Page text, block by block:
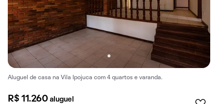
Aluguel de casa na Vila Ipojuca com 4 quartos e varanda.
R$ 11.260aluguel